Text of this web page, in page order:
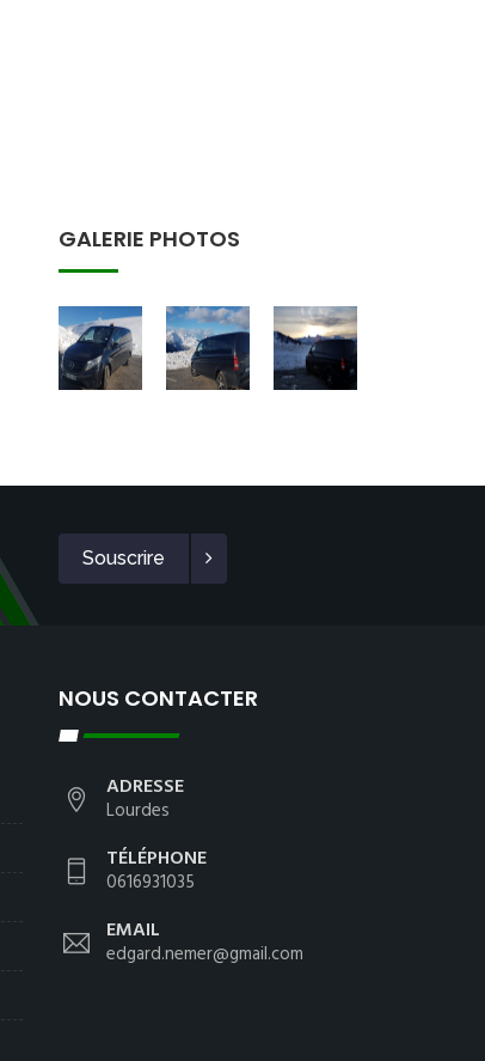
GALERIE PHOTOS
Souscrire
NOUS CONTACTER
ADRESSE
Lourdes
TÉLÉPHONE
0616931035
EMAIL
edgard.nemer@gmail.com